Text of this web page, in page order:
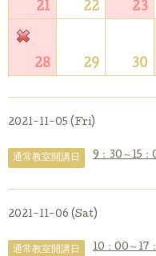
21 22 23
28 29 30
2021-11-05 (Fri)
通常教室開講日 9：30～15
2021-11-06 (Sat)
通常教室開講日 10：00～17